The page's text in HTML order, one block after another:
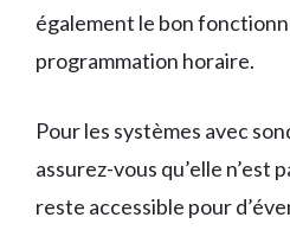
également le bon
programmation horaire.
Pour les systèmes avec
assurez-vous qu’elle n’est
reste accessible pour